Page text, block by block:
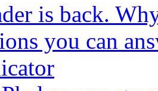
is back.
you can